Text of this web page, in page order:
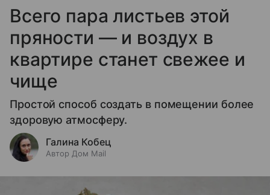
Всего пара листьев этой
пряности — и воздух в
квартире станет свежее и
чище
Простой способ создать в помещении более
здоровую атмосферу.
Галина Кобец
Автор Дом Mail